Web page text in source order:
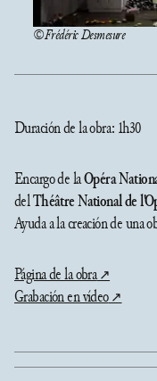
© Frédéric Desmesure
Duración de la obra: 1h30
Encargo de laOpéra
delThéâtre National de
Ayuda a la creación de una
Página de la obra
Grabación en vídeo